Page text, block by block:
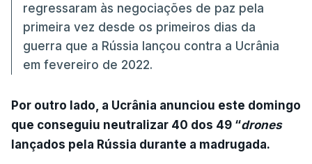
regressaram às negociações de paz pela
primeira vez desde os primeiros dias da
guerra que a Rússia lançou contra a Ucrânia
em fevereiro de 2022.
Por outro lado, a Ucrânia anunciou este domingo
que conseguiu neutralizar 40 dos 49 “drones
lançados pela Rússia durante a madrugada.